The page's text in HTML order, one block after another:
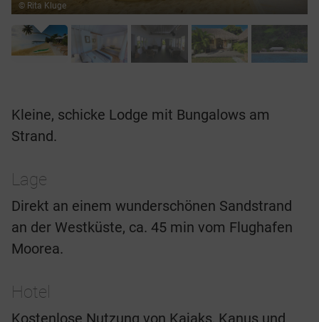
© Rita Kluge
Kleine, schicke Lodge mit Bungalows am
Strand.
Lage
Direkt an einem wunderschönen Sandstrand
an der Westküste, ca. 45 min vom Flughafen
Moorea.
Hotel
Kostenlose Nutzung von Kajaks, Kanus und